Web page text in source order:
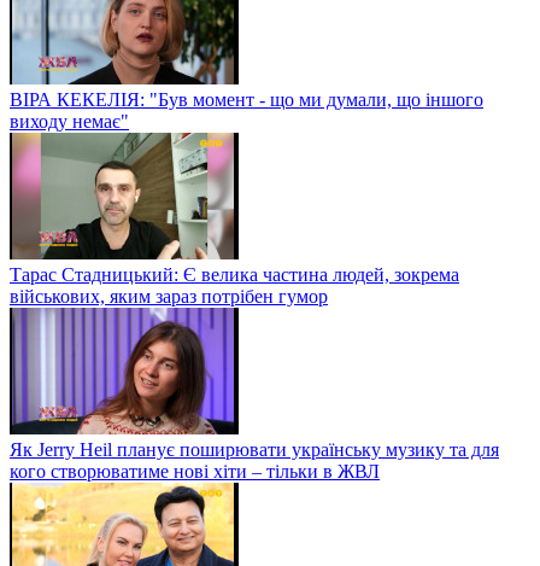
ВІРА КЕКЕЛІЯ: "Був момент - що ми думали, що іншого
виходу немає"
Тарас Стадницький: Є велика частина людей, зокрема
військових, яким зараз потрібен гумор
Як Jerry Heil планує поширювати українську музику та для
кого створюватиме нові хіти – тільки в ЖВЛ